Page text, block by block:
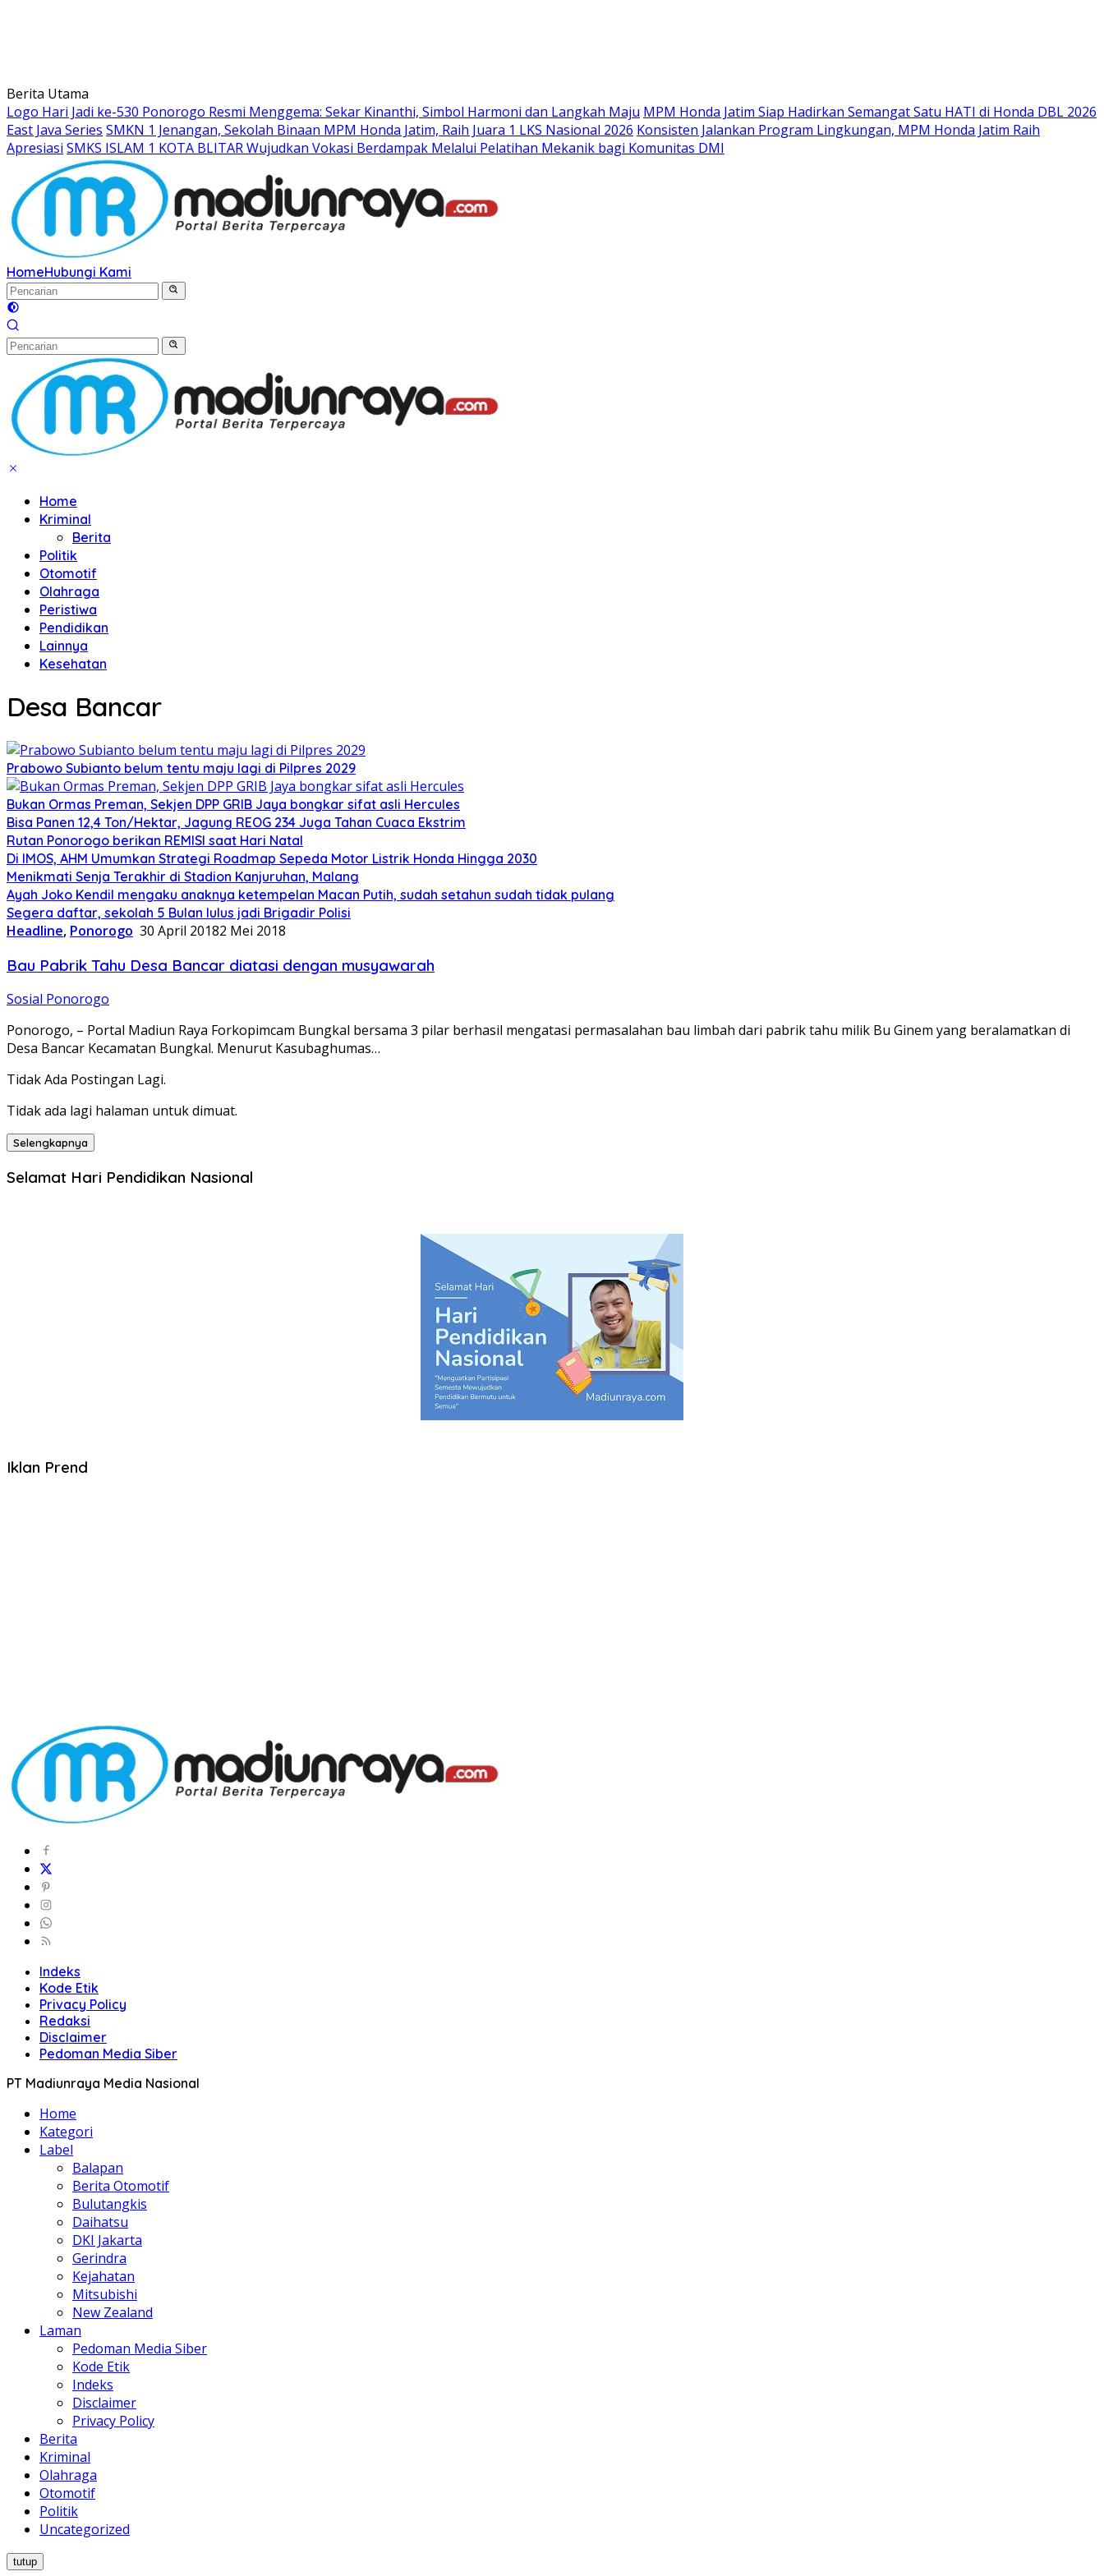
Berita Utama
Logo Hari Jadi ke-530 Ponorogo Resmi Menggema: Sekar Kinanthi, Simbol Harmoni dan Langkah Maju MPM Honda Jatim Siap Hadirkan Semangat Satu HATI di Honda DBL 2026
East Java Series SMKN 1 Jenangan, Sekolah Binaan MPM Honda Jatim, Raih Juara 1 LKS Nasional 2026 Konsisten Jalankan Program Lingkungan, MPM Honda Jatim Raih
Apresiasi SMKS ISLAM 1 KOTA BLITAR Wujudkan Vokasi Berdampak Melalui Pelatihan Mekanik bagi Komunitas DMI
HomeHubungi Kami
Home
Kriminal
Berita
Politik
Otomotif
Olahraga
Peristiwa
Pendidikan
Lainnya
Kesehatan
Desa Bancar
Prabowo Subianto belum tentu maju lagi di Pilpres 2029
Bukan Ormas Preman, Sekjen DPP GRIB Jaya bongkar sifat asli Hercules
Bisa Panen 12,4 Ton/Hektar, Jagung REOG 234 Juga Tahan Cuaca Ekstrim
Rutan Ponorogo berikan REMISI saat Hari Natal
Di IMOS, AHM Umumkan Strategi Roadmap Sepeda Motor Listrik Honda Hingga 2030
Menikmati Senja Terakhir di Stadion Kanjuruhan, Malang
Ayah Joko Kendil mengaku anaknya ketempelan Macan Putih, sudah setahun sudah tidak pulang
Segera daftar, sekolah 5 Bulan lulus jadi Brigadir Polisi
Headline, Ponorogo 30 April 20182 Mei 2018
Bau Pabrik Tahu Desa Bancar diatasi dengan musyawarah
Sosial Ponorogo
Ponorogo, – Portal Madiun Raya Forkopimcam Bungkal bersama 3 pilar berhasil mengatasi permasalahan bau limbah dari pabrik tahu milik Bu Ginem yang beralamatkan di
Desa Bancar Kecamatan Bungkal. Menurut Kasubaghumas…
Tidak Ada Postingan Lagi.
Tidak ada lagi halaman untuk dimuat.
Selengkapnya
Selamat Hari Pendidikan Nasional
Iklan Prend
Indeks
Kode Etik
Privacy Policy
Redaksi
Disclaimer
Pedoman Media Siber
PT Madiunraya Media Nasional
Home
Kategori
Label
Balapan
Berita Otomotif
Bulutangkis
Daihatsu
DKI Jakarta
Gerindra
Kejahatan
Mitsubishi
New Zealand
Laman
Pedoman Media Siber
Kode Etik
Indeks
Disclaimer
Privacy Policy
Berita
Kriminal
Olahraga
Otomotif
Politik
Uncategorized
tutup